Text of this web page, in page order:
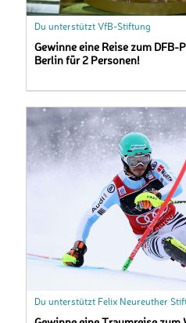
Du unterstützt VfB-Stiftung
Gewinne eine Reise zum
Berlin für 2 Personen!
Du unterstützt Felix Neureuther